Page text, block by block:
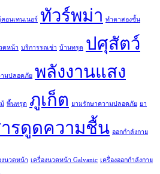
อนเทนเนอร์ ทัวร์พม่า ทำตาสองชั้น
ดหน้า บริการรถเช่า บ้านทรุด ปศุสัตว์
มปลอดภัย พลังงานแสง
พื้นทรุด ภูเก็ต ยามรักษาความปลอดภัย ยา
รดูดความชื้น ออกกำลังกาย
งนวดหน้า เครื่องนวดหน้า Galvanic เครื่องออกกำลังกาย